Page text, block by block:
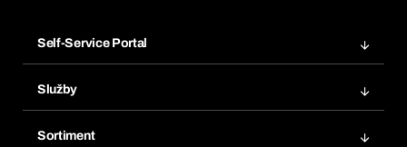
Self-Service Portal
Obľúbené
Služby
Sortiment